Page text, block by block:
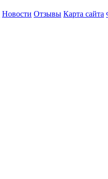
Новости Отзывы Карта сайта